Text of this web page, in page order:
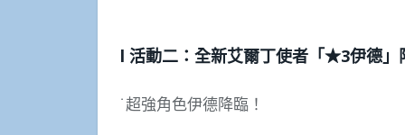
l 活動二：全新艾爾丁使者「★3伊德」
˙超強角色伊德降臨！